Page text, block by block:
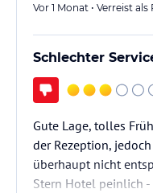
Vor 1 Monat • Verreist
Schlechter
Gute Lage, tolles
der Rezeption,
überhaupt nicht
Stern Hotel peinlich